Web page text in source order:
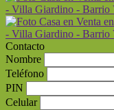
Contacto
Nombre
Teléfono
PIN
Celular